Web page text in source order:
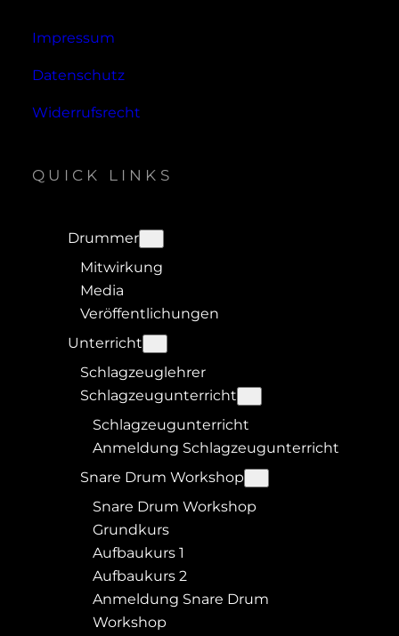
Impressum
Datenschutz
Widerrufsrecht
QUICK LINKS
Drummer
Mitwirkung
Media
Veröffentlichungen
Unterricht
Schlagzeuglehrer
Schlagzeugunterricht
Schlagzeugunterricht
Anmeldung Schlagzeugunterricht
Snare Drum Workshop
Snare Drum Workshop
Grundkurs
Aufbaukurs 1
Aufbaukurs 2
Anmeldung Snare Drum
Workshop